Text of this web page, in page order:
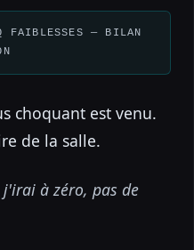
FAIBLESSES — BILAN
choquant est venu.
de la salle.
à zéro, pas de